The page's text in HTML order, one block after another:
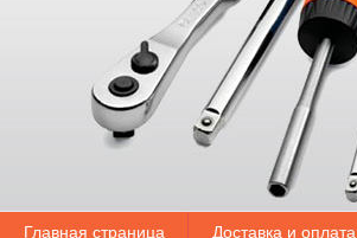
Главная страница Доставка и оплата